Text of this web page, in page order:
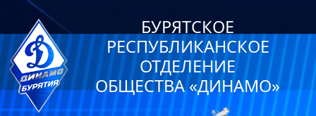
БУРЯТСКОЕ
РЕСПУБЛИКАНСКОЕ
ОТДЕЛЕНИЕ
ОБЩЕСТВА «ДИНАМО»